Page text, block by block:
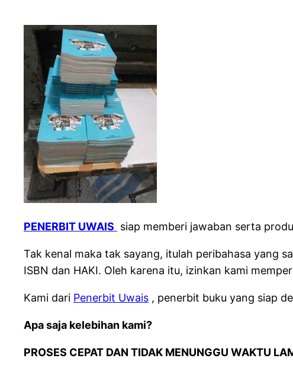
PENERBIT UWAIS siap memberi jawaban serta
Tak kenal maka tak sayang, itulah peribahasa yang
ISBN dan HAKI. Oleh karena itu, izinkan kami
Kami dari Penerbit Uwais , penerbit buku yang siap
Apa saja kelebihan kami?
PROSES CEPAT DAN TIDAK MENUNGGU WAKTU